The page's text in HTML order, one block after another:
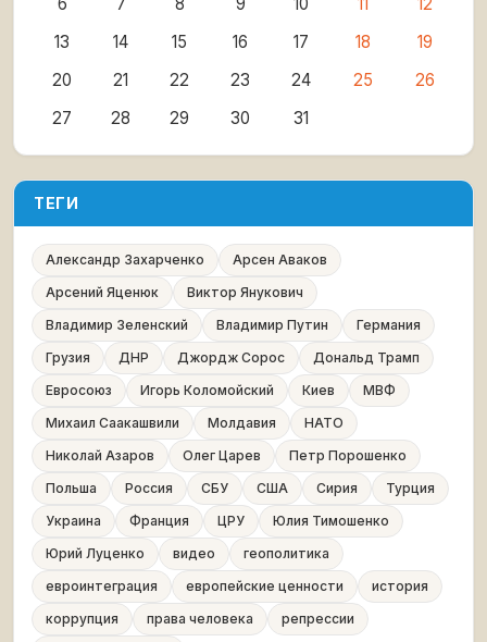
6
7 8 9 10 11
12
13
14 15 16 17 18
19
20
21 22 23 24 25
26
27
28 29 30 31
ТЕГИ
Александр Захарченко
Арсен Аваков
Арсений Яценюк
Виктор Янукович
Владимир Зеленский
Владимир Путин
Германия
Грузия
ДНР Джордж Сорос
Дональд Трамп
Евросоюз
Игорь Коломойский Киев
МВФ
Михаил Саакашвили
Молдавия
НАТО
Николай Азаров
Олег Царев
Петр Порошенко
Польша
Россия СБУ США Сирия
Турция
Украина
Франция ЦРУ
Юлия Тимошенко
Юрий Луценко
видео
геополитика
евроинтеграция
европейские ценности
история
коррупция
права человека
репрессии